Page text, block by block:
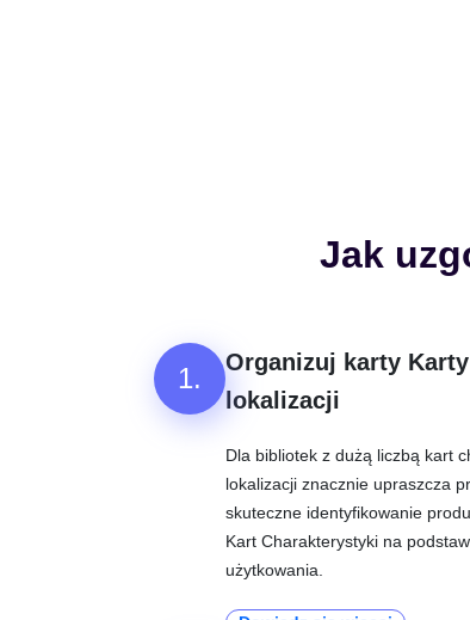
Jak
1.
Organizuj karty
lokalizacji
Dla bibliotek z dużą liczbą kart
lokalizacji znacznie upraszcza
skuteczne identyfikowanie
Kart Charakterystyki na
użytkowania.